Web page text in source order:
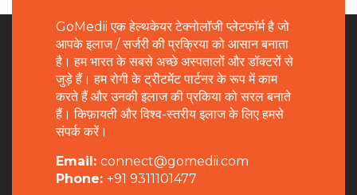
GoMedii एक हेल्थकेयर टेक्नोलॉजी प्लेटफॉर्म है जो
आपके इलाज / सर्जरी की प्रक्रिया को आसान बनाता
है। हम भारत के सबसे अच्छे अस्पतालों और डॉक्टरों से
जुड़े हैं। हम रोगी के ट्रीटमेंट पार्टनर के रूप में काम
करते हैं और उनकी इलाज की प्रकिया को सरल बनाते
हैं। किफ़ायती और विश्व-स्तरीय इलाज के लिए हमसे
संपर्क करें।
Email: connect@gomedii.com
Phone: +91 9311101477